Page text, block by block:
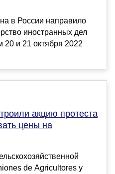
в России направило
иностранных дел
20 и 21 октября 2022
акцию протеста
цены на
de Agricultores y